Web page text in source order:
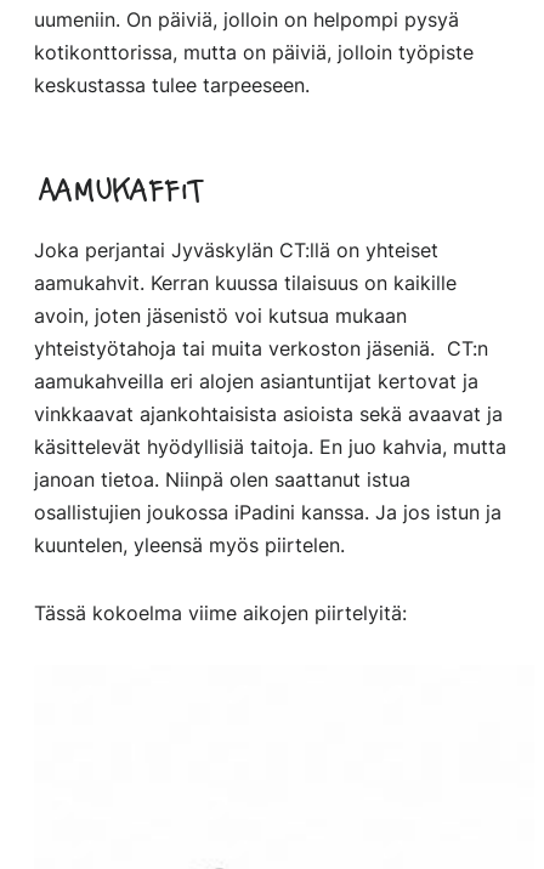
uumeniin. On päiviä, jolloin on helpompi pysyä
kotikonttorissa, mutta on päiviä, jolloin työpiste
keskustassa tulee tarpeeseen.
Aamukaffit
Joka perjantai Jyväskylän CT:llä on yhteiset
aamukahvit. Kerran kuussa tilaisuus on kaikille
avoin, joten jäsenistö voi kutsua mukaan
yhteistyötahoja tai muita verkoston jäseniä. CT:n
aamukahveilla eri alojen asiantuntijat kertovat ja
vinkkaavat ajankohtaisista asioista sekä avaavat ja
käsittelevät hyödyllisiä taitoja. En juo kahvia, mutta
janoan tietoa. Niinpä olen saattanut istua
osallistujien joukossa iPadini kanssa. Ja jos istun ja
kuuntelen, yleensä myös piirtelen.
Tässä kokoelma viime aikojen piirtelyitä: